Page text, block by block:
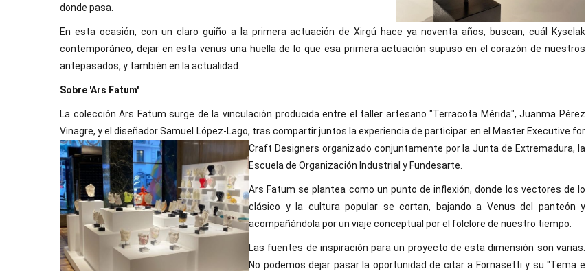
donde pasa.
En esta ocasión, con un claro guiño a la primera actuación de Xirgú hace ya noventa años, buscan, cuál Kyselak
contemporáneo, dejar en esta venus una huella de lo que esa primera actuación supuso en el corazón de nuestros
antepasados, y también en la actualidad.
Sobre 'Ars Fatum'
La colección Ars Fatum surge de la vinculación producida entre el taller artesano "Terracota Mérida", Juanma Pérez
Vinagre, y el diseñador Samuel López-Lago, tras compartir juntos la experiencia de participar en el Master Executive for
Craft Designers organizado conjuntamente por la Junta de Extremadura, la
Escuela de Organización Industrial y Fundesarte.
Ars Fatum se plantea como un punto de inflexión, donde los vectores de lo
clásico y la cultura popular se cortan, bajando a Venus del panteón y
acompañándola por un viaje conceptual por el folclore de nuestro tiempo.
Las fuentes de inspiración para un proyecto de esta dimensión son varias.
No podemos dejar pasar la oportunidad de citar a Fornasetti y su "Tema e